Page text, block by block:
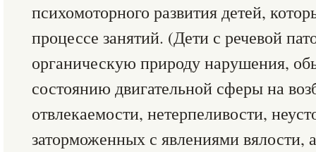
психомоторного развития детей,
процессе занятий. (Дети с речевой
органическую природу нарушения,
состоянию двигательной сферы на
отвлекаемости, нетерпеливости,
заторможенных с явлениями вялости,